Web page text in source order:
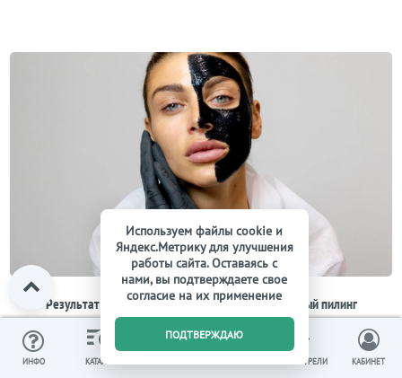
Результат налицо: кому и зачем нужен карбоновый пилинг
Рассказываем, почему эта процедура стала настоящим бьюти-
хитом.
ИНФО КАТАЛОГ
0
ВЫ СМОТРЕЛИ КАБИНЕТ
Используем файлы cookie и
Яндекс.Метрику для улучшения
работы сайта. Оставаясь с
нами, вы подтверждаете свое
согласие на их применение
ПОДТВЕРЖДАЮ